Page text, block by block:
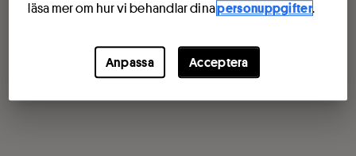
läsa mer om hur vi behandlar dinapersonuppgifter.
Anpassa Acceptera